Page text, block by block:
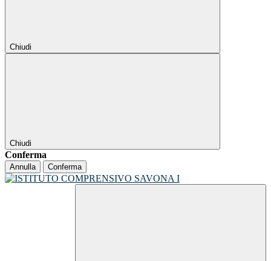
Chiudi
Chiudi
Conferma
Annulla Conferma